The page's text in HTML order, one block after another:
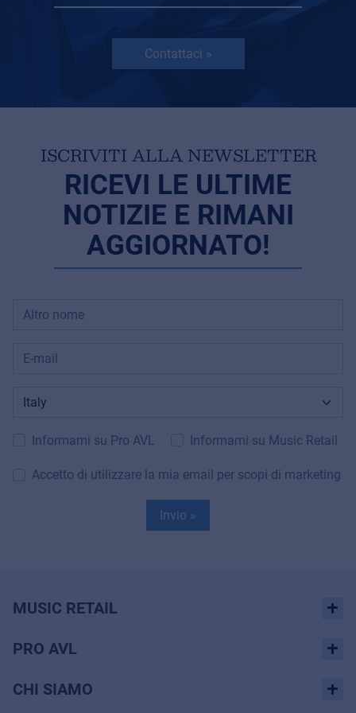
Contattaci »
ISCRIVITI ALLA NEWSLETTER
RICEVI LE ULTIME
NOTIZIE E RIMANI
AGGIORNATO!
Informami su Pro AVL Informami su Music Retail
Accetto di utilizzare la mia email per scopi di marketing
Invio »
MUSIC RETAIL
PRO AVL
CHI SIAMO